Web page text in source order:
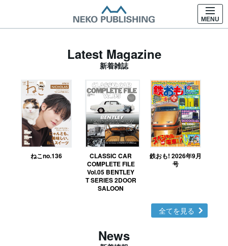
MENU
Latest Magazine
新着雑誌
ねこno.136
CLASSIC CAR
COMPLETE FILE
Vol.05 BENTLEY
T SERIES 2DOOR
SALOON
鉄おも! 2026年9月
号
全てを見る
News